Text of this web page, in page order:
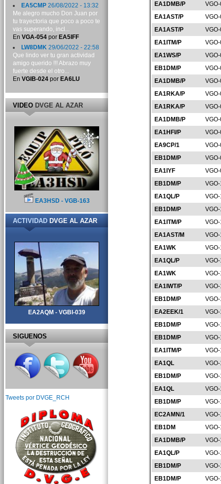
EA1DMB/P
EA1AST/P
EA1AST/P
EA1ITM/P
EA1WS/P
EB1DM/P
EA1DMB/P
EA1RKA/P
EA1RKA/P
EA1DMB/P
EA1HFI/P
EA9CP/1
EB1DM/P
EA1IYF
EB1DM/P
EA1QL/P
EB1DM/P
EA1ITM/P
EA1AST/M
EA1WK
EA1QL/P
EA1WK
EA1IWT/P
EB1DM/P
EA2EEK/1
EB1DM/P
EB1DM/P
EA1ITM/P
EA1QL
EB1DM/P
EA1QL
EB1DM/P
EC2AMN/1
EB1DM
EA1DMB/P
EA1QL/P
EB1DM/P
EB1DM/P
EA5CMP26/08/2022 - 13:32
Me alegro mucho Don Juan por
tu trayectoria que poco a poco te
vas superando, incl...
En VGA-054por EA5IFF
LW8DMK29/06/2022 - 22:58
Que lindo ver tu gran actividad
amigo querido !!! Abrazo muy
fuerte desde el otro...
En VGIB-024por EA6LU
VIDEODVGE AL AZAR
EA3HSD - VGB-163
ACTIVIDADDVGE AL AZAR
EA2AQM - VGBI-039
SIGUENOS
Tweets por DVGE_RCH